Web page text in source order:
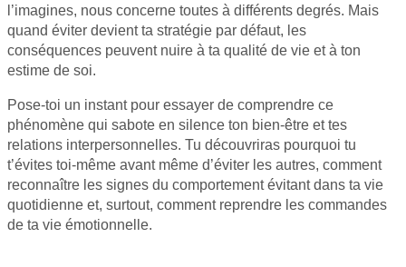
l’imagines, nous concerne toutes à différents degrés. Mais
quand éviter devient ta stratégie par défaut, les
conséquences peuvent nuire à ta qualité de vie et à ton
estime de soi.
Pose-toi un instant pour essayer de comprendre ce
phénomène qui sabote en silence ton bien-être et tes
relations interpersonnelles. Tu découvriras pourquoi tu
t’évites toi-même avant même d’éviter les autres, comment
reconnaître les signes du comportement évitant dans ta vie
quotidienne et, surtout, comment reprendre les commandes
de ta vie émotionnelle.